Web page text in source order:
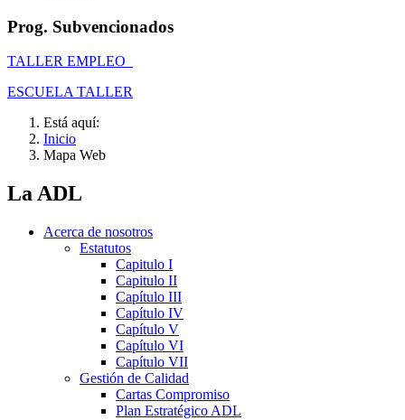
Prog. Subvencionados
TALLER EMPLEO
ESCUELA TALLER
Está aquí:
Inicio
Mapa Web
La ADL
Acerca de nosotros
Estatutos
Capitulo I
Capitulo II
Capítulo III
Capítulo IV
Capítulo V
Capítulo VI
Capítulo VII
Gestión de Calidad
Cartas Compromiso
Plan Estratégico ADL